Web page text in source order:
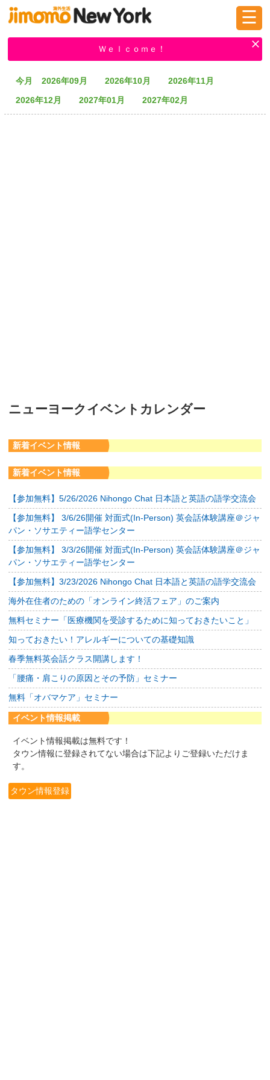
掲示板 タウン情報 教えて！
☰
Ｗｅｌｃｏｍｅ！
今月 2026年09月 2026年10月
2026年11月
2026年12月
2027年01月 2027年02月
ニューヨークイベントカレンダー
新着イベント情報
新着イベント情報
【参加無料】5/26/2026 Nihongo Chat 日本語と英語の語学交流会
【参加無料】 3/6/26開催 対面式(In-Person) 英会話体験講座＠ジャ
パン・ソサエティー語学センター
【参加無料】 3/3/26開催 対面式(In-Person) 英会話体験講座＠ジャ
パン・ソサエティー語学センター
【参加無料】3/23/2026 Nihongo Chat 日本語と英語の語学交流会
海外在住者のための「オンライン終活フェア」のご案内
無料セミナー「医療機関を受診するために知っておきたいこと」
知っておきたい！アレルギーについての基礎知識
春季無料英会話クラス開講します！
「腰痛・肩こりの原因とその予防」セミナー
無料「オバマケア」セミナー
イベント情報掲載
イベント情報掲載は無料です！
タウン情報に登録されてない場合は下記よりご登録いただけま
す。
タウン情報登録